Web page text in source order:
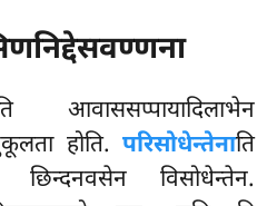
आवाससप्पायादिलाभेन
होति. परिसोधेन्तेनाति
विसोधेन्तेन.